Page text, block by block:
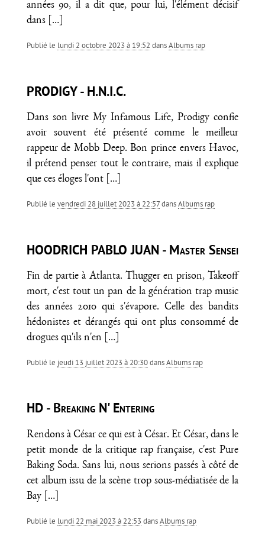
années 90, il a dit que, pour lui, l'élément décisif
dans
[…]
Publié le lundi 2 octobre 2023 à 19:52 dansAlbums rap
PRODIGY - H.N.I.C.
Dans son livre My Infamous Life, Prodigy confie
avoir souvent été présenté comme le meilleur
rappeur de Mobb Deep. Bon prince envers Havoc,
il prétend penser tout le contraire, mais il explique
que ces éloges l'ont
[…]
Publié le vendredi 28 juillet 2023 à 22:57dansAlbums rap
HOODRICH PABLO JUAN - Master Sensei
Fin de partie à Atlanta. Thugger en prison, Takeoff
mort, c'est tout un pan de la génération trap music
des années 2010 qui s'évapore. Celle des bandits
hédonistes et dérangés qui ont plus consommé de
drogues qu'ils n'en
[…]
Publié le jeudi 13 juillet 2023 à 20:30dansAlbums rap
HD - Breaking N' Entering
Rendons à César ce qui est à César. Et César, dans le
petit monde de la critique rap française, c'est Pure
Baking Soda. Sans lui, nous serions passés à côté de
cet album issu de la scène trop sous-médiatisée de la
Bay
[…]
Publié le lundi 22 mai 2023 à 22:53 dansAlbums rap